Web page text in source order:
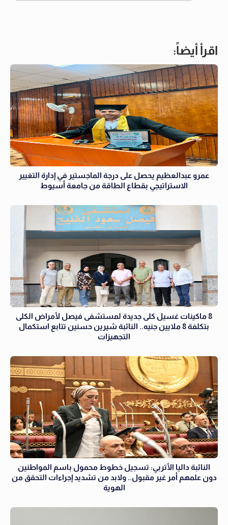
اقرأ أيضاً:
عمرو عبدالعظيم يحصل على درجة الماجستير في إدارة التغيير
الاستراتيجي بقطاع الطاقة من جامعة أسيوط
8 ماكينات غسيل كلى جديدة لمستشفى فيصل لأمراض الكلى
بتكلفة 8 ملايين جنيه.. النائبة شيرين حسنين تتابع استكمال
التجهيزات
النائبة داليا الأتربي: تسجيل خطوط محمول باسم المواطنين
دون علمهم أمر غير مقبول.. ولابد من تشديد إجراءات التحقق من
الهوية